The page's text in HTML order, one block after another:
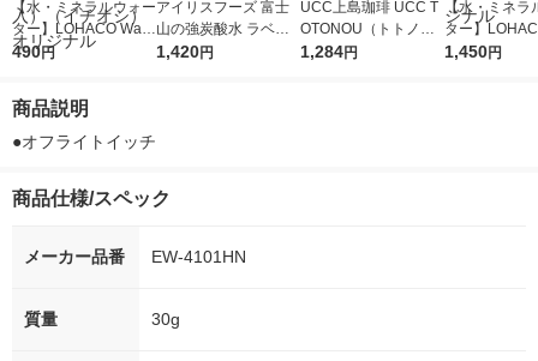
【水・ミネラルウォー
ター】LOHACO Wate
r（ロハコウォータ
シ） オリジナル
490円
アイリスフーズ 富士
山の強炭酸水 ラベル
レス 500ml 1箱（24
1,420円
UCC上島珈琲 UCC T
OTONOU（トトノ
ウ） by BLACK無糖 5
1,284円
【水・ミネラ
ター】
r 410ml 1箱（
1,450円
商品説明
●オフライトイッチ
商品仕様/スペック
メーカー品番 EW-4101HN
質量 30g